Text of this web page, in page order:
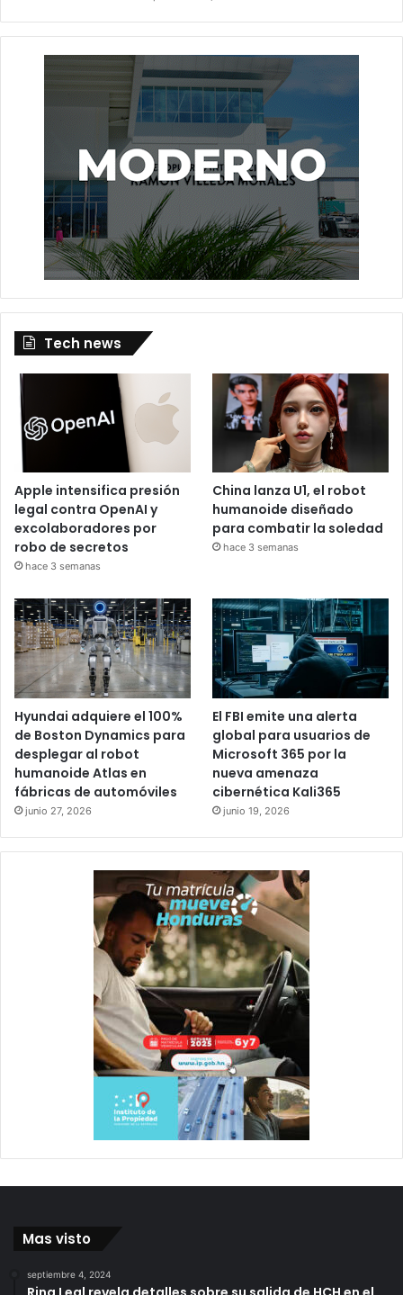
Tech news
Apple intensifica presión
legal contra OpenAI y
excolaboradores por
robo de secretos
hace 3 semanas
China lanza U1, el robot
humanoide diseñado
para combatir la soledad
hace 3 semanas
Hyundai adquiere el 100%
de Boston Dynamics para
desplegar al robot
humanoide Atlas en
fábricas de automóviles
junio 27, 2026
El FBI emite una alerta
global para usuarios de
Microsoft 365 por la
nueva amenaza
cibernética Kali365
junio 19, 2026
Mas visto
septiembre 4, 2024